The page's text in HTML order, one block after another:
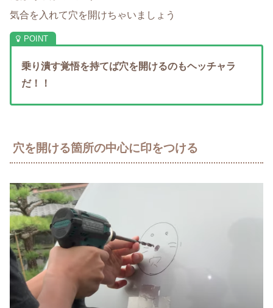
気合を入れて穴を開けちゃいましょう
乗り潰す覚悟を持てば穴を開けるのもヘッチャラ
だ！！
穴を開ける箇所の中心に印をつける